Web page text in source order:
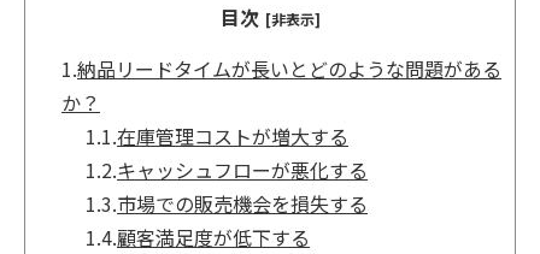
目次 [非表示]
1.納品リードタイムが長いとどのような問題がある
か？
1.1.在庫管理コストが増大する
1.2.キャッシュフローが悪化する
1.3.市場での販売機会を損失する
1.4.顧客満足度が低下する